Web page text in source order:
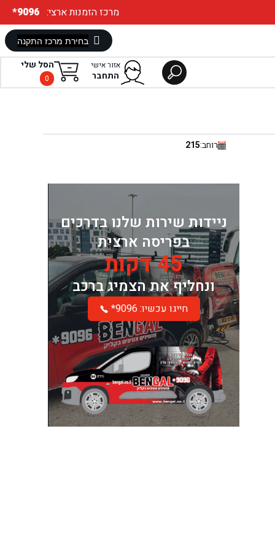
*9096 :מרכז הזמנות ארצי
הסל שלי
0
אזור אישי
התחבר
רוחב:215
ניידות שירות שלנו בדרכים
בפריסה ארצית
45 דקות
ונחליף את הצמיג ברכב
*חייגו עכשיו: 9096